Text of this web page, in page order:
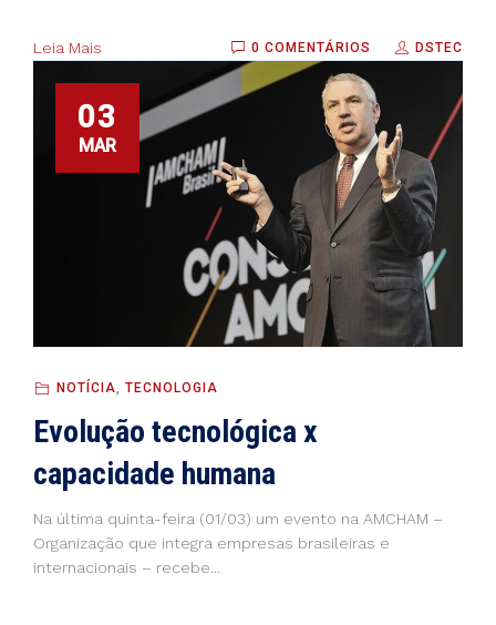
Leia Mais 0 COMENTÁRIOS DSTEC
03
MAR
NOTÍCIA, TECNOLOGIA
Evolução tecnológica x
capacidade humana
Na última quinta-feira (01/03) um evento na AMCHAM –
Organização que integra empresas brasileiras e
internacionais – recebe...